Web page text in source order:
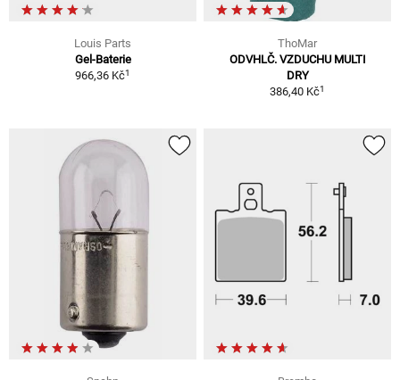
Louis Parts
Gel-Baterie
966,36 Kč1
ThoMar
ODVHLČ. VZDUCHU MULTI
DRY
386,40 Kč1